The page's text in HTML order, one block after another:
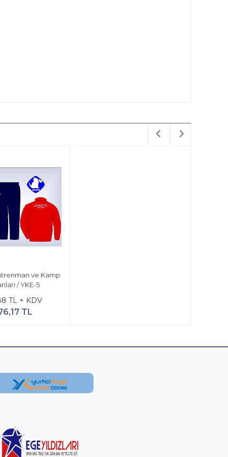
ve Kamp
/ YKE-5
TL + KDV
TL